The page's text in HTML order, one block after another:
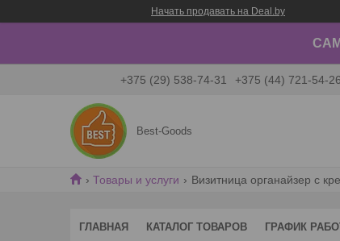
Начать продавать на Deal.by
+375 (29) 538-74-31 +375 (44) 721-54-26
Best-Goods
Товары и услуги Визитница органайзер с
ГЛАВНАЯ КАТАЛОГ ТОВАРОВ ГРАФИК